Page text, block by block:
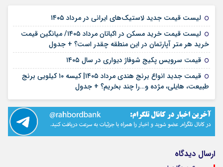
لیست قیمت جدید لاستیک‌های ایرانی در مرداد ۱۴۰۵
لیست قیمت خرید مسکن در اکباتان مرداد ۱۴۰۵/ میانگین قیمت
خرید هر متر آپارتمان در این منطقه چقدر است؟ + جدول
قیمت سرویس پکیج شوفاژ دیواری در سال ۱۴۰۵
قیمت جدید انواع برنج هندی مرداد ۱۴۰۵| کیسه ۱۰ کیلویی برنج
طبیعت، هایلی، مژده و…را چند بخریم؟ + جدول
ارسال دیدگاه